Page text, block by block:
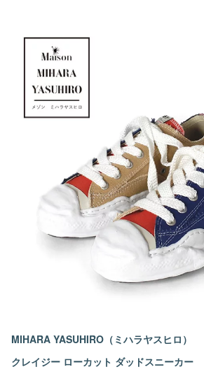
MIHARA YASUHIRO（ミハラヤスヒロ）
クレイジー ローカット ダッドスニーカー